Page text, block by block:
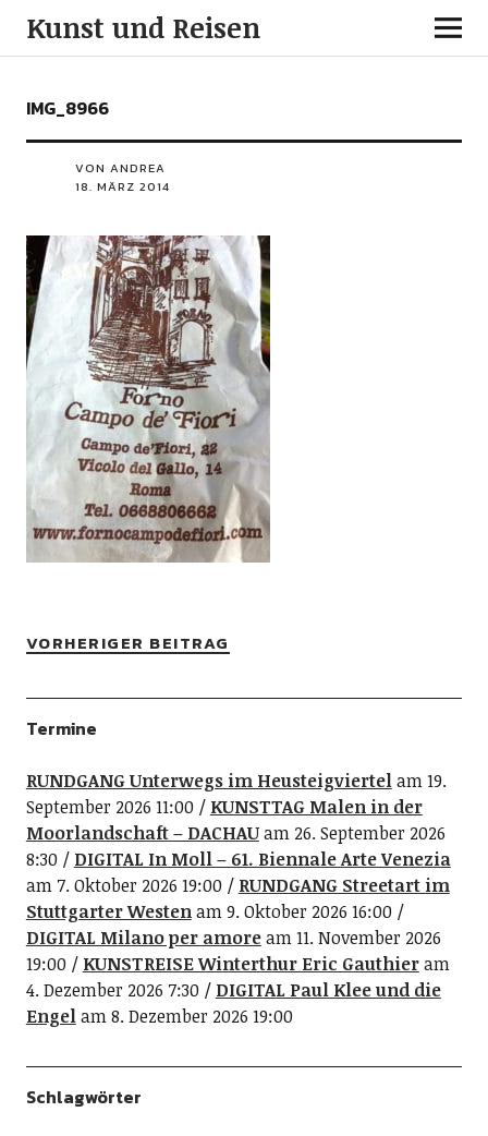
Kunst und Reisen
IMG_8966
VON ANDREA
18. MÄRZ 2014
VORHERIGER BEITRAG
Termine
RUNDGANG Unterwegs im Heusteigviertelam 19.
September 2026 11:00
KUNSTTAG Malen in der
Moorlandschaft – DACHAUam 26. September 2026
8:30
DIGITAL In Moll – 61. Biennale Arte Venezia
am 7. Oktober 2026 19:00
RUNDGANG Streetart im
Stuttgarter Westenam 9. Oktober 2026 16:00
DIGITAL Milano per amoream 11. November 2026
19:00
KUNSTREISE Winterthur Eric Gauthieram
4. Dezember 2026 7:30
DIGITAL Paul Klee und die
Engelam 8. Dezember 2026 19:00
Schlagwörter